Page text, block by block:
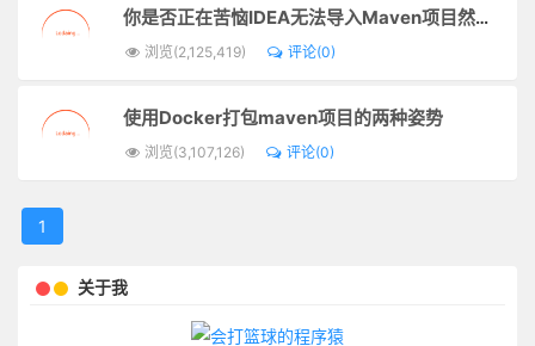
你是否正在苦恼IDEA无法导入Maven项目然后一片红？
浏览(2,125,419) 评论(0)
使用Docker打包maven项目的两种姿势
浏览(3,107,126) 评论(0)
1
关于我